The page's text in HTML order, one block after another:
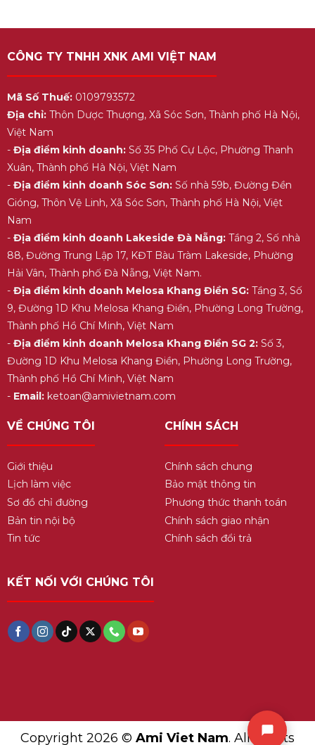
CÔNG TY TNHH XNK AMI VIỆT NAM
Mã Số Thuế:0109793572
Địa chỉ:Thôn Dược Thượng, Xã Sóc Sơn, Thành phố Hà Nội,
Việt Nam
- Địa điểm kinh doanh:Số 35 Phố Cự Lộc, Phường Thanh
Xuân, Thành phố Hà Nội, Việt Nam
- Địa điểm kinh doanh Sóc Sơn:Số nhà 59b, Đường Đền
Gióng, Thôn Vệ Linh, Xã Sóc Sơn, Thành phố Hà Nội, Việt
Nam
- Địa điểm kinh doanh Lakeside Đà Nẵng:Tầng 2, Số nhà
88, Đường Trung Lập 17, KĐT Bàu Tràm Lakeside, Phường
Hải Vân, Thành phố Đà Nẵng, Việt Nam.
- Địa điểm kinh doanh Melosa Khang Điền SG:Tầng 3, Số
9, Đường 1D Khu Melosa Khang Điền, Phường Long Trường,
Thành phố Hồ Chí Minh, Việt Nam
- Địa điểm kinh doanh Melosa Khang Điền SG 2:Số 3,
Đường 1D Khu Melosa Khang Điền, Phường Long Trường,
Thành phố Hồ Chí Minh, Việt Nam
- Email:ketoan@amivietnam.com
VỀ CHÚNG TÔI
Giới thiệu
Lịch làm việc
Sơ đồ chỉ đường
Bản tin nội bộ
Tin tức
CHÍNH SÁCH
Chính sách chung
Bảo mật thông tin
Phương thức thanh toán
Chính sách giao nhận
Chính sách đổi trả
KẾT NỐI VỚI CHÚNG TÔI
Copyright 2026 © Ami Viet Nam. All Rights